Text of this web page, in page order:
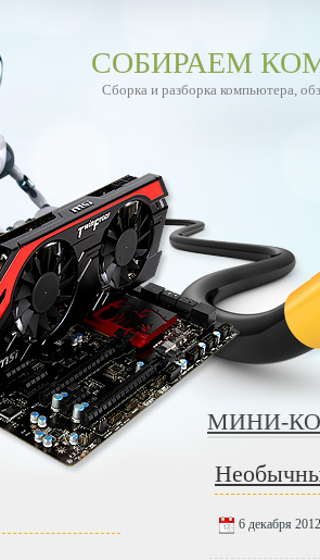
СОБИРАЕМ
Сборка и разборка компьютера,
МИНИ-
6 декабря